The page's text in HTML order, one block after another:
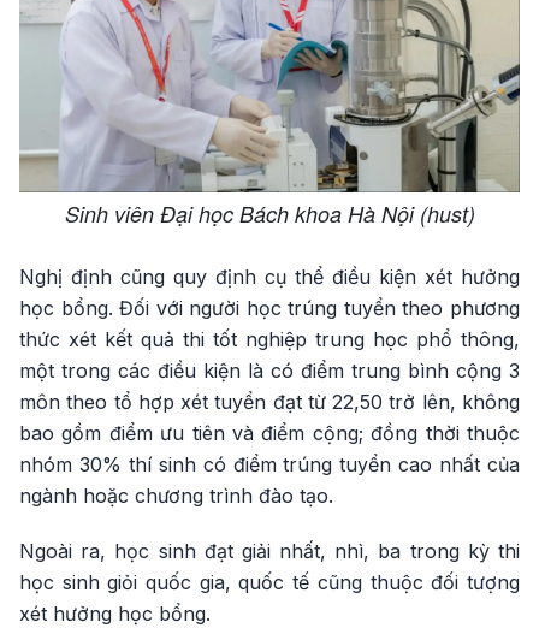
Sinh viên Đại học Bách khoa Hà Nội (hust)
Nghị định cũng quy định cụ thể điều kiện xét hưởng
học bổng. Đối với người học trúng tuyển theo phương
thức xét kết quả thi tốt nghiệp trung học phổ thông,
một trong các điều kiện là có điểm trung bình cộng 3
môn theo tổ hợp xét tuyển đạt từ 22,50 trở lên, không
bao gồm điểm ưu tiên và điểm cộng; đồng thời thuộc
nhóm 30% thí sinh có điểm trúng tuyển cao nhất của
ngành hoặc chương trình đào tạo.
Ngoài ra, học sinh đạt giải nhất, nhì, ba trong kỳ thi
học sinh giỏi quốc gia, quốc tế cũng thuộc đối tượng
xét hưởng học bổng.